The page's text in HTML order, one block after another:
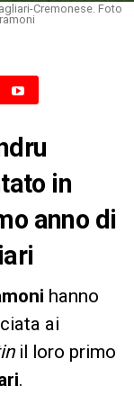
Cremonese. Foto
in
anno di
hanno
ai
il loro primo
.